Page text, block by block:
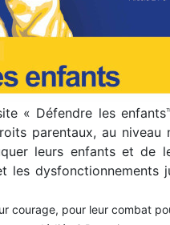
« Défendre les
parentaux, au niveau
leurs enfants et de
les dysfonctionnements
courage, pour leur combat